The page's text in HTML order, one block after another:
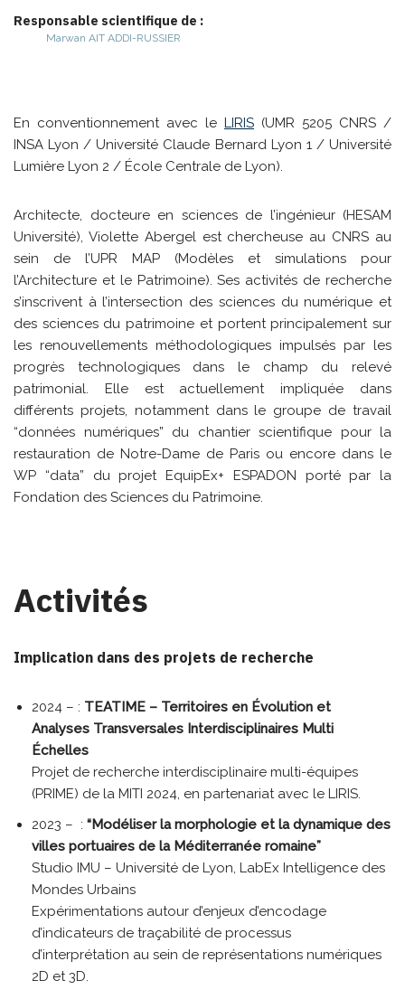
Responsable scientifique de :
Marwan AIT ADDI-RUSSIER
En conventionnement avec le LIRIS (UMR 5205 CNRS /
INSA Lyon / Université Claude Bernard Lyon 1 / Université
Lumière Lyon 2 / École Centrale de Lyon).
Architecte, docteure en sciences de l’ingénieur (HESAM
Université), Violette Abergel est chercheuse au CNRS au
sein de l’UPR MAP (Modèles et simulations pour
l’Architecture et le Patrimoine). Ses activités de recherche
s’inscrivent à l’intersection des sciences du numérique et
des sciences du patrimoine et portent principalement sur
les renouvellements méthodologiques impulsés par les
progrès technologiques dans le champ du relevé
patrimonial. Elle est actuellement impliquée dans
différents projets, notamment dans le groupe de travail
“données numériques” du chantier scientifique pour la
restauration de Notre-Dame de Paris ou encore dans le
WP “data” du projet EquipEx+ ESPADON porté par la
Fondation des Sciences du Patrimoine.
Activités
Implication dans des projets de recherche
2024 – : TEATIME – Territoires en Évolution et
Analyses Transversales Interdisciplinaires Multi
Échelles
Projet de recherche interdisciplinaire multi-équipes
(PRIME) de la MITI 2024, en partenariat avec le LIRIS.
2023 – : “Modéliser la morphologie et la dynamique des
villes portuaires de la Méditerranée romaine”
Studio IMU – Université de Lyon, LabEx Intelligence des
Mondes Urbains
Expérimentations autour d’enjeux d’encodage
d’indicateurs de traçabilité de processus
d’interprétation au sein de représentations numériques
2D et 3D.